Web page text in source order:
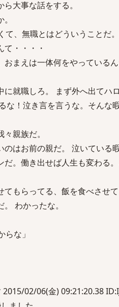
大事な話をする。
て、無職とはどういうことだ
・・・・
まえは一体何をやっている
就職しろ。 まず外へ出てハ
な！泣き言を言うな。そんな
親族だ。
はお前の親だ。 泣いている
。働き出せば人生も変わる
もらってる、飯を食べさせて
わかったな。
な」
02/06(金) 09:21:20.38